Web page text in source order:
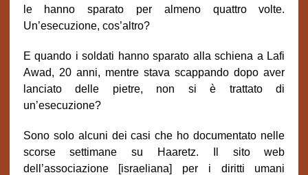
le hanno sparato per almeno quattro volte.
Un’esecuzione, cos’altro?
E quando i soldati hanno sparato alla schiena a Lafi
Awad, 20 anni, mentre stava scappando dopo aver
lanciato delle pietre, non si è trattato di
un’esecuzione?
Sono solo alcuni dei casi che ho documentato nelle
scorse settimane su Haaretz. Il sito web
dell’associazione [israeliana] per i diritti umani